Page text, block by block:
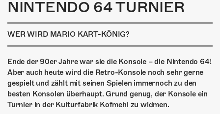
INFOS
KONTAKT
ÜBER UNS
GÖNNEREI
NINTENDO 64 TURNIER
WER WIRD MARIO KART-KÖNIG?
Ende der 90er Jahre war sie die Konsole – die Nintendo 64!
Aber auch heute wird die Retro-Konsole noch sehr gerne
gespielt und zählt mit seinen Spielen immernoch zu den
besten Konsolen überhaupt. Grund genug, der Konsole ein
Turnier in der Kulturfabrik Kofmehl zu widmen.